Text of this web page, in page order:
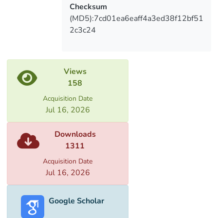
introduction, by the 4 main topic and
conclusions. Bibliographic list of used
literature is accompanied by The work
Checksum
(MD5):7cd01ea6eaff4a3ed38f12bf51
2c3c24
Views
158
Acquisition Date
Jul 16, 2026
Downloads
1311
Acquisition Date
Jul 16, 2026
Google Scholar